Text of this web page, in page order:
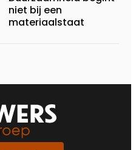
niet bij een
materiaalstaat